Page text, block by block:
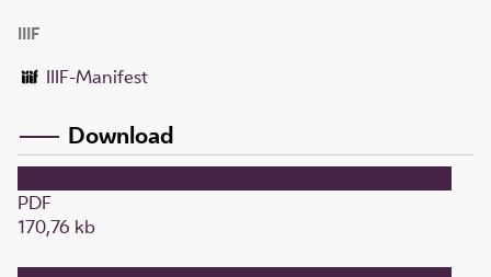
IIIF
IIIF-Manifest
Download
PDF
170,76 kb